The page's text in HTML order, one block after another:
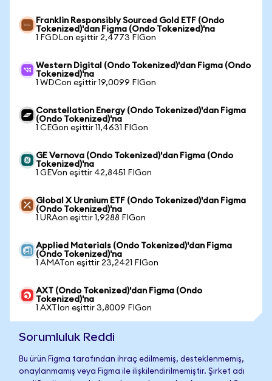
Franklin Responsibly Sourced Gold ETF (Ondo
Tokenized)'dan Figma (Ondo Tokenized)'na
1 FGDLon eşittir 2,4773 FIGon
Western Digital (Ondo Tokenized)'dan Figma (Ondo
Tokenized)'na
1 WDCon eşittir 19,0099 FIGon
Constellation Energy (Ondo Tokenized)'dan Figma
(Ondo Tokenized)'na
1 CEGon eşittir 11,4631 FIGon
GE Vernova (Ondo Tokenized)'dan Figma (Ondo
Tokenized)'na
1 GEVon eşittir 42,8451 FIGon
Global X Uranium ETF (Ondo Tokenized)'dan Figma
(Ondo Tokenized)'na
1 URAon eşittir 1,9288 FIGon
Applied Materials (Ondo Tokenized)'dan Figma
(Ondo Tokenized)'na
1 AMATon eşittir 23,2421 FIGon
AXT (Ondo Tokenized)'dan Figma (Ondo
Tokenized)'na
1 AXTIon eşittir 3,8009 FIGon
Sorumluluk Reddi
Bu ürün Figma tarafından ihraç edilmemiş, desteklenmemiş,
onaylanmamış veya Figma ile ilişkilendirilmemiştir. Şirket adı